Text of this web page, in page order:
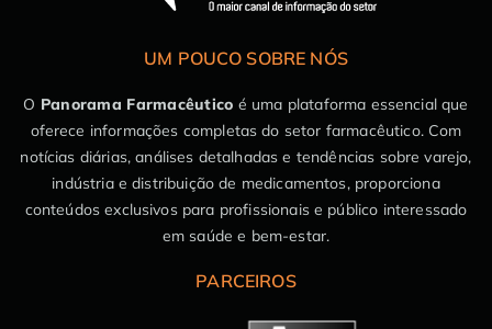
UM POUCO SOBRE NÓS
O Panorama Farmacêutico é uma plataforma essencial que
oferece informações completas do setor farmacêutico. Com
notícias diárias, análises detalhadas e tendências sobre varejo,
indústria e distribuição de medicamentos, proporciona
conteúdos exclusivos para profissionais e público interessado
em saúde e bem-estar.
PARCEIROS